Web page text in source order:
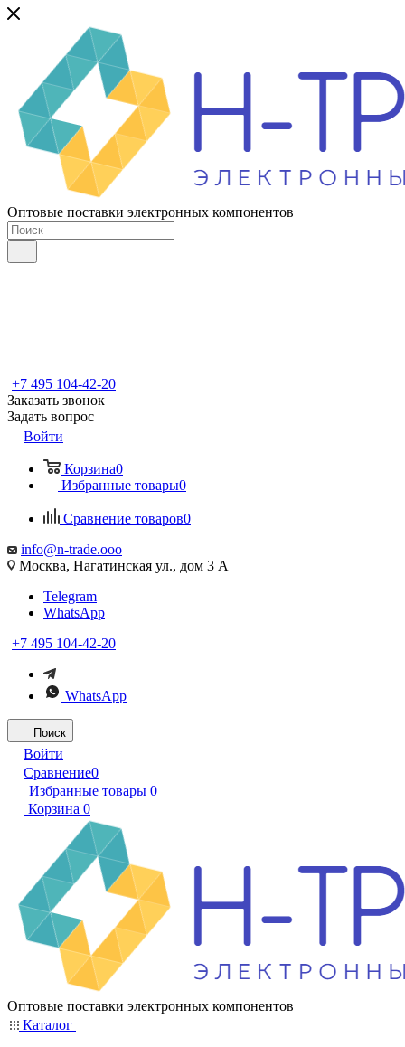
Оптовые поставки электронных компонентов
+7 495 104-42-20
Заказать звонок
Задать вопрос
Войти
Корзина0
Избранные товары0
Сравнение товаров0
info@n-trade.ooo
Москва, Нагатинская ул., дом 3 А
Telegram
WhatsApp
+7 495 104-42-20
WhatsApp
Поиск
Войти
Сравнение0
Избранные товары 0
Корзина 0
Оптовые поставки электронных компонентов
Каталог